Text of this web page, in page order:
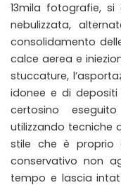
13mila fotografie,
nebulizzata,
consolidamento
calce aerea e
stuccature,
idonee e di
certosino
utilizzando tecniche
stile che è proprio
conservativo non
tempo e lascia